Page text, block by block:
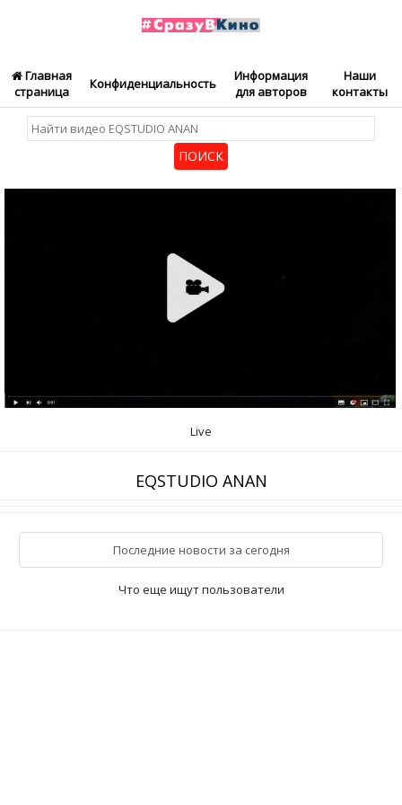
Главная
страница
Конфиденциальность
Информация
для авторов
Наши
контакты
Live
EQSTUDIO ANAN
Последние новости за сегодня
Что еще ищут пользователи